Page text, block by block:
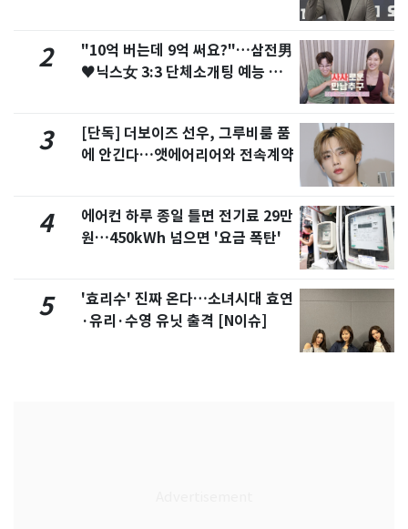
2
"10억 버는데 9억 써요?"…삼전男
♥닉스女 3:3 단체소개팅 예능 화
3
[단독] 더보이즈 선우, 그루비룸 품
에 안긴다…앳에어리어와 전속계약
4
에어컨 하루 종일 틀면 전기료 29만
원…450kWh 넘으면 '요금 폭탄'
5
'효리수' 진짜 온다…소녀시대 효연
·유리·수영 유닛 출격 [N이슈]